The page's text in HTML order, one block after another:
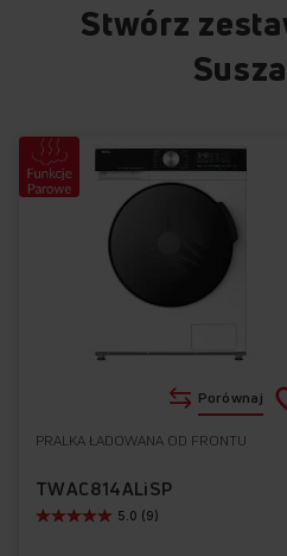
Stwórz
PRALKA ŁADOWANA OD FRONTU
TWAC814ALiSP
5.0 (9)
Porównaj